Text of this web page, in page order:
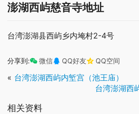
澎湖西屿慈音寺地址
台湾澎湖县西屿乡内埯村2-4号
分享到: 微信 QQ好友 QQ空间
« 台湾澎湖西屿内堑宫（池王庙）
台湾澎湖西
相关资料